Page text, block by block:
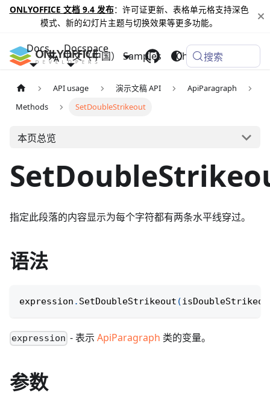
ONLYOFFICE 文档 9.4 发布：许可证更新、表格单元格支持深色
模式、新的幻灯片主题与切换效果等更多功能。
Docs Docspace
Samples Changelog
中文（中国） 搜索
API usage 演示文稿 API
ApiParagraph
Methods
SetDoubleStrikeout
本页总览
指定此段落的内容显示为每个字符都有两条水平线穿过。
语法
expression . SetDoubleStrikeout (
expression - 表示ApiParagraph 类的变量。
参数